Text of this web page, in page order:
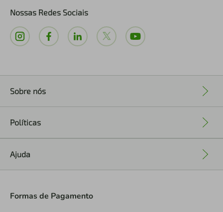
Nossas Redes Sociais
Sobre nós
Políticas
Ajuda
Formas de Pagamento